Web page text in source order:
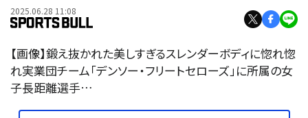
2025.06.28 11:08
【画像】鍛え抜かれた美しすぎるスレンダーボディに惚れ惚
れ実業団チーム「デンソー・フリートセローズ」に所属の女
子長距離選手…